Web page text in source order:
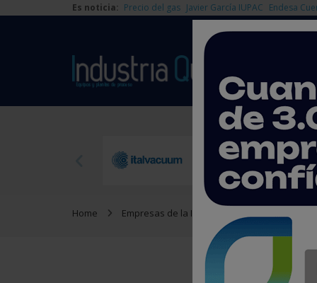
Es noticia: Precio del gas Javier García IUPAC Endesa
Home Empresas de la Industria Química